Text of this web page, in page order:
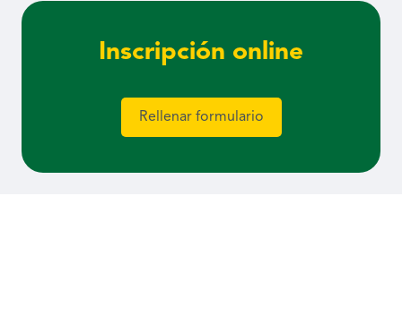
Inscripción online
Rellenar formulario